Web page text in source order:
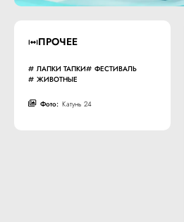
ПРОЧЕЕ
ЛАПКИ ТАПКИ
ФЕСТИВАЛЬ
ЖИВОТНЫЕ
Фото: Катунь 24